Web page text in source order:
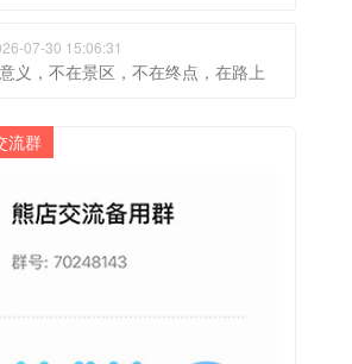
07-30 15:06:31
义，不在景区，不在终点，在路上
流群